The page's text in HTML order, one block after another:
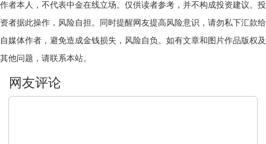
作者本人，不代表中金在线立场。仅供读者参考，并不构成投资建议。投
资者据此操作，风险自担。同时提醒网友提高风险意识，请勿私下汇款给
自媒体作者，避免造成金钱损失，风险自负。如有文章和图片作品版权及
其他问题，请联系本站。